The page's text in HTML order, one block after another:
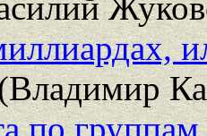
по